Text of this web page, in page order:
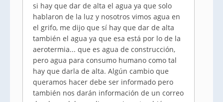
si hay que dar de alta el agua ya que solo
hablaron de la luz y nosotros vimos agua en
el grifo, me dijo que sí hay que dar de alta
también el agua ya que esa está por lo de la
aerotermia... que es agua de construcción,
pero agua para consumo humano como tal
hay que darla de alta. Algún cambio que
queramos hacer debe ser informado pero
también nos darán información de un correo